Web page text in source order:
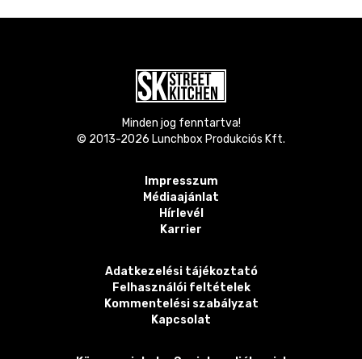
Minden jog fenntartva!
© 2013-2026 Lunchbox Produkciós Kft.
Impresszum
Médiaajánlat
Hírlevél
Karrier
Adatkezelési tájékoztató
Felhasználói feltételek
Kommentelési szabályzat
Kapcsolat